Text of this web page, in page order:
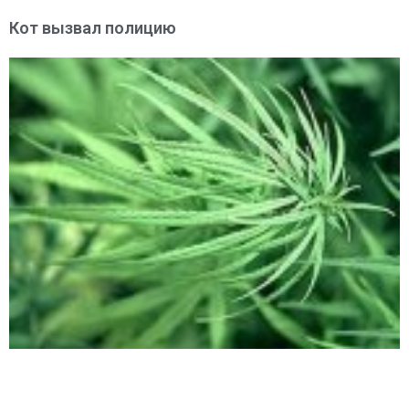
Кот вызвал полицию